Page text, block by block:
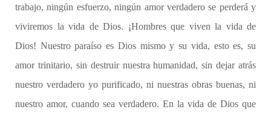
trabajo, ningún esfuerzo, ningún amor verdadero se perderá y
viviremos la vida de Dios. ¡Hombres que viven la vida de
Dios! Nuestro paraíso es Dios mismo y su vida, esto es, su
amor trinitario, sin destruir nuestra humanidad, sin dejar atrás
nuestro verdadero yo purificado, ni nuestras obras buenas, ni
nuestro amor, cuando sea verdadero. En la vida de Dios que